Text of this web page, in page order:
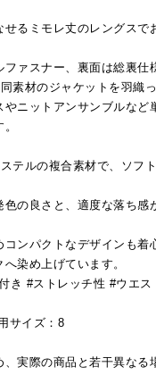
るミモレ丈のレングスで
ァスナー、裏面は総裏仕
素材のジャケットを羽織
やニットアンサンブルなど
テルの複合素材で、ソフ
色の良さと、適度な落ち感
コンパクトなデザインも着
染め上げています。
き #ストレッチ性 #ウエス
サイズ：8
、実際の商品と若干異なる